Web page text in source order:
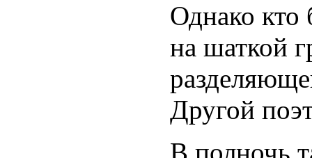
Однако кто
на шаткой
Другой